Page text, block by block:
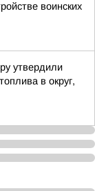
воинских
утвердили
в округ,